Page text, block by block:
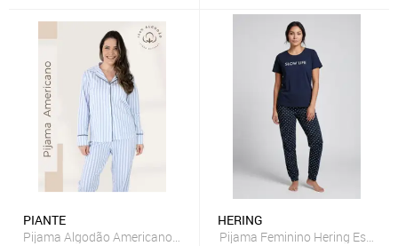
PIANTE
Pijama Algodão Americano Longo Piante Amanda Listrado Azul
HERING
Pijama Feminino Hering